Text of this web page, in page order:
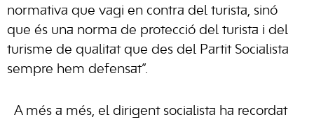
normativa que vagi en contra del turista, sinó
que és una norma de protecció del turista i del
turisme de qualitat que des del Partit Socialista
sempre hem defensat”.
A més a més, el dirigent socialista ha recordat